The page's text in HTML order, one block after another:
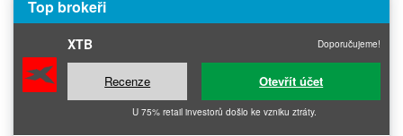
Top brokeři
XTB Doporučujeme!
Recenze Otevřít účet
U 75% retail investorů došlo ke vzniku ztráty.